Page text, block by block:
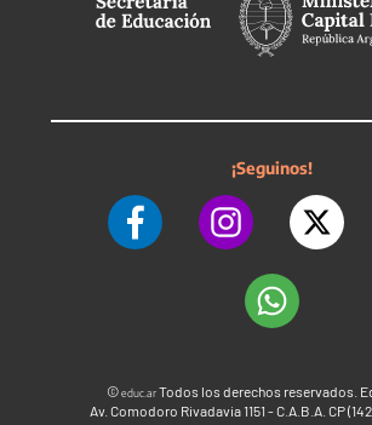
¡Seguinos!
©educ.arTodos los derechos reservados.
Av. Comodoro Rivadavia 1151 - C.A.B.A. CP